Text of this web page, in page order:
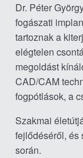
Dr. Péter
fogászati
tartoznak a
elégtelen
megoldást
CAD/CAM
fogpótlások, a
Szakmai
fejlődéséről, és
során.